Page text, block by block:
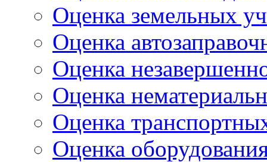
Оценка земельных
Оценка
Оценка
Оценка
Оценка
Оценка